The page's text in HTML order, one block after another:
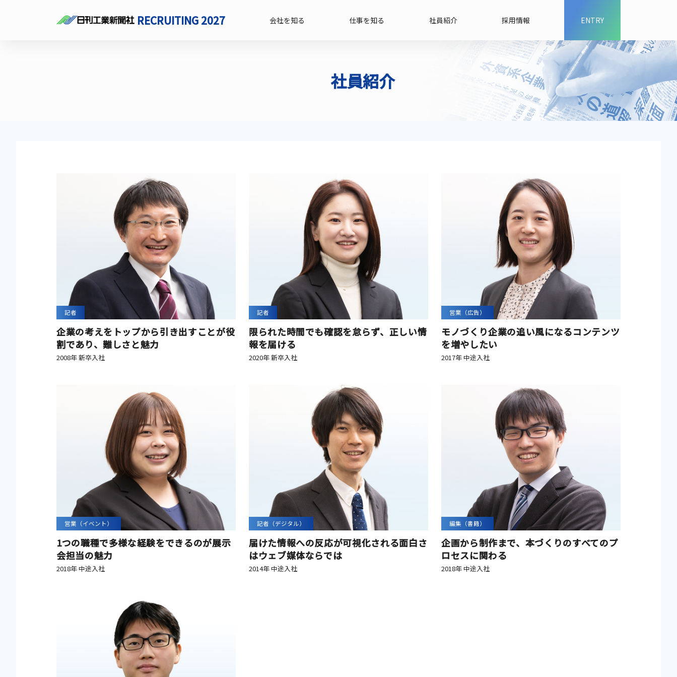
RECRUITING 2027 会社を知る 仕事を知る 社員紹介 採用情報 ENTRY
社員紹介
記者
企業の考えをトップから引き出すことが役
割であり、難しさと魅力
2008年 新卒入社
記者
限られた時間でも確認を怠らず、正しい情
報を届ける
2020年 新卒入社
営業（広告）
モノづくり企業の追い風になるコンテンツ
を増やしたい
2017年 中途入社
営業（イベント）
1つの職種で多様な経験をできるのが展示
会担当の魅力
2018年 中途入社
記者（デジタル）
届けた情報への反応が可視化される面白さ
はウェブ媒体ならでは
2014年 中途入社
編集（書籍）
企画から制作まで、本づくりのすべてのプ
ロセスに関わる
2018年 中途入社